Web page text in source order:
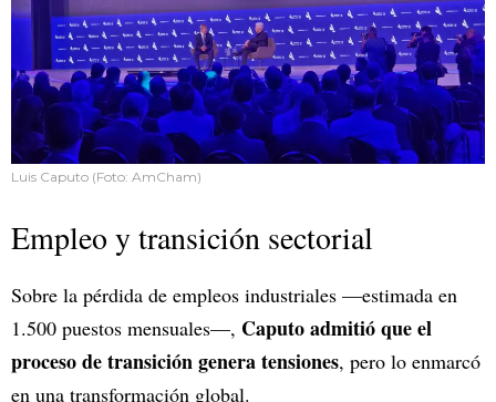
Luis Caputo (Foto: AmCham)
Empleo y transición sectorial
Sobre la pérdida de empleos industriales —estimada en
1.500 puestos mensuales—, Caputo admitió que el
proceso de transición genera tensiones, pero lo enmarcó
en una transformación global.